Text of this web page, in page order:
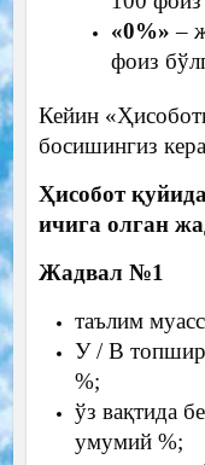
«0%»–
фоиз
Кейин
босишингиз
Ҳисобот
ичига олган
Жадвал №1
таълим
У / В
%;
ўз вақтида
умумий %;